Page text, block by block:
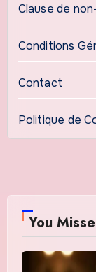
Clause de
Conditions
Contact
Politique de
You